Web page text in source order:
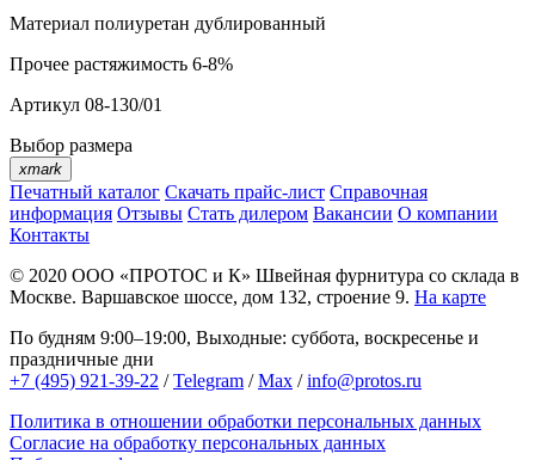
Материал полиуретан дублированный
Прочее растяжимость 6-8%
Артикул 08-130/01
Выбор размера
xmark
Печатный каталог Скачать прайс-лист Справочная
информация Отзывы Стать дилером Вакансии О компании
Контакты
© 2020 ООО «ПРОТОС и К» Швейная фурнитура со склада в
Москве. Варшавское шоссе, дом 132, строение 9. На карте
По будням 9:00–19:00, Выходные: суббота, воскресенье и
праздничные дни
+7 (495) 921-39-22 /Telegram /Max /info@protos.ru
Политика в отношении обработки персональных данных
Согласие на обработку персональных данных